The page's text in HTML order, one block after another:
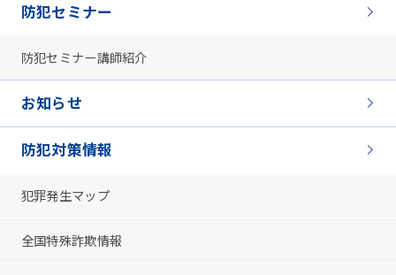
防犯セミナー
防犯セミナー講師紹介
お知らせ
防犯対策情報
犯罪発生マップ
全国特殊詐欺情報